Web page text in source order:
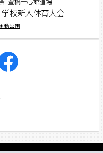
校新人体育大会
動公園